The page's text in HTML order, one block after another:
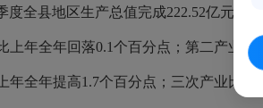
全县地区生产总值完成222.52亿元，按
上年全年回落0.1个百分点；第二产业
年全年提高1.7个百分点；三次产业比